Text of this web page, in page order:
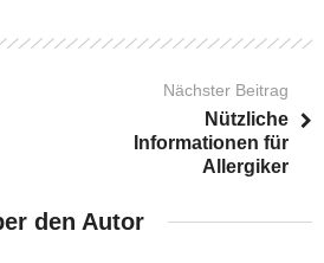
Nächster Beitrag
Nützliche
Informationen für
Allergiker
den Autor